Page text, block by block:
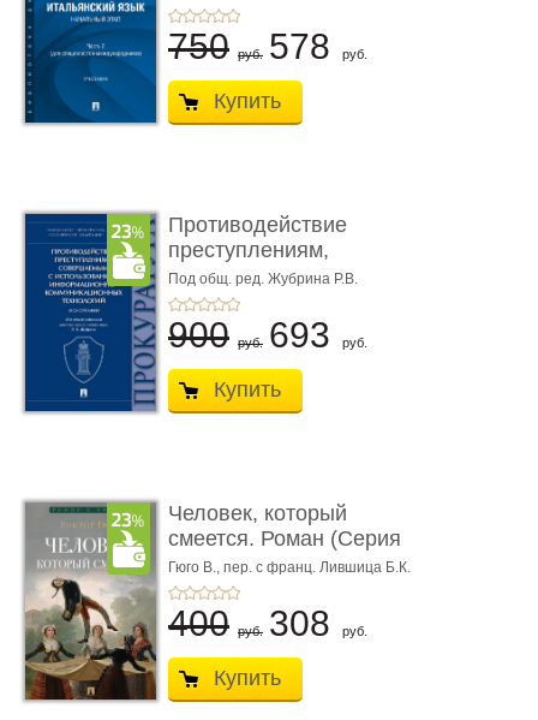
750 руб. 578 руб.
Купить
Противодействие
преступлениям,
совершаемым с ...
Под общ. ред. Жубрина Р.В.
900 руб. 693 руб.
Купить
Человек, который
смеется. Роман (Серия
«Роман с ...
Гюго В., пер. с франц. Лившица Б.К.
400 руб. 308 руб.
Купить